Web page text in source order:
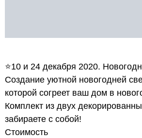
⭐10 и 24 декабря 2020.
Создание уютной новогодней
которой согреет ваш дом в
Комплект из двух
забираете с собой!
Стоимость